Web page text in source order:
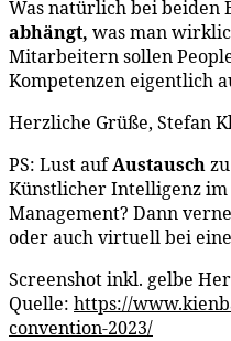
Was natürlich bei beiden
abhängt, was man
Mitarbeitern sollen
Kompetenzen eigentlich
Herzliche Grüße, Stefan
PS: Lust aufAustausch
Künstlicher Intelligenz im
Management? Dann
oder auch virtuell bei
Screenshot inkl. gelbe
Quelle: https://
convention-2023/